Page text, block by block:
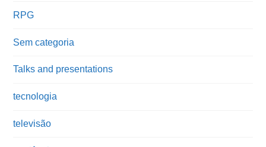
RPG
Sem categoria
Talks and presentations
tecnologia
televisão